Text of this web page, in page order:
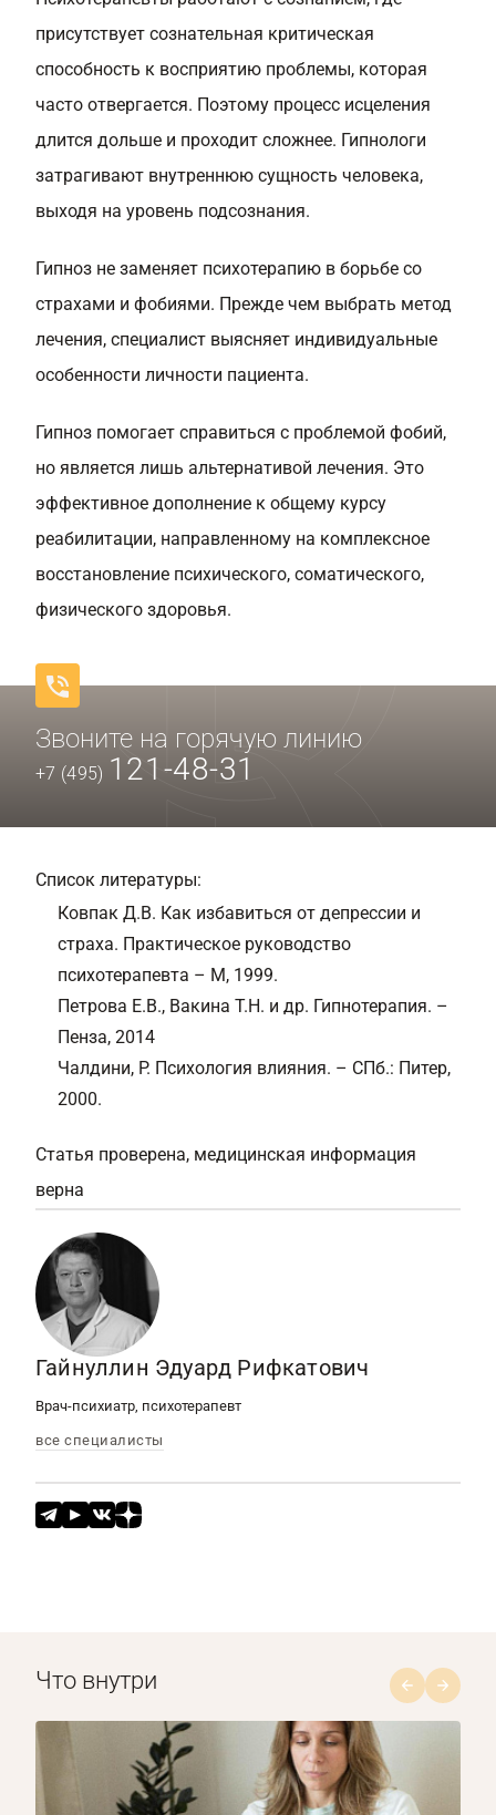
присутствует сознательная критическая
способность к восприятию проблемы, которая
часто отвергается. Поэтому процесс исцеления
длится дольше и проходит сложнее. Гипнологи
затрагивают внутреннюю сущность человека,
выходя на уровень подсознания.
Гипноз не заменяет психотерапию в борьбе со
страхами и фобиями. Прежде чем выбрать метод
лечения, специалист выясняет индивидуальные
особенности личности пациента.
Гипноз помогает справиться с проблемой фобий,
но является лишь альтернативой лечения. Это
эффективное дополнение к общему курсу
реабилитации, направленному на комплексное
восстановление психического, соматического,
физического здоровья.
Звоните на горячую линию
+7 (495) 121-48-31
Список литературы:
Ковпак Д.В. Как избавиться от депрессии и
страха. Практическое руководство
психотерапевта – М, 1999.
Петрова Е.В., Вакина Т.Н. и др. Гипнотерапия. –
Пенза, 2014
Чалдини, Р. Психология влияния. – СПб.: Питер,
2000.
Статья проверена, медицинская информация
верна
Гайнуллин Эдуард Рифкатович
Врач-психиатр, психотерапевт
все специалисты
Что внутри